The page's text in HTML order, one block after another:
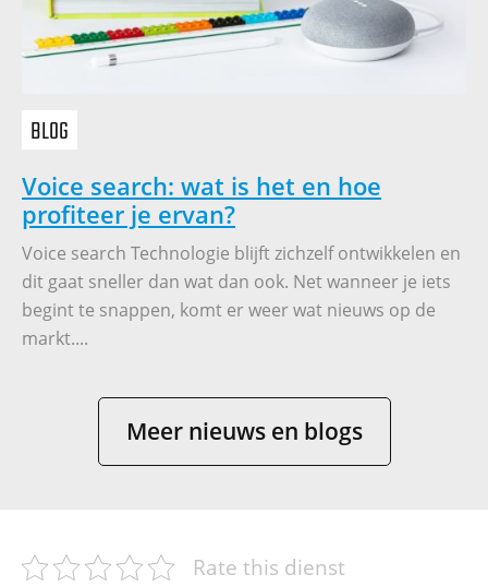
BLOG
Voice search: wat is het en hoe
profiteer je ervan?
Voice search Technologie blijft zichzelf ontwikkelen en
dit gaat sneller dan wat dan ook. Net wanneer je iets
begint te snappen, komt er weer wat nieuws op de
markt....
Meer nieuws en blogs
Rate this dienst